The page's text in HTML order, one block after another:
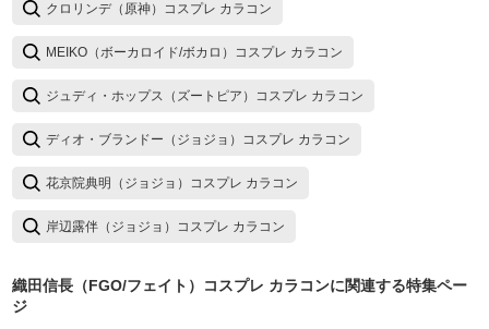
クロリンデ（原神）コスプレ カラコン
MEIKO（ボーカロイド/ボカロ）コスプレ カラコン
ジュディ・ホップス（ズートピア）コスプレ カラコン
ディオ・ブランドー（ジョジョ）コスプレ カラコン
花京院典明（ジョジョ）コスプレ カラコン
岸辺露伴（ジョジョ）コスプレ カラコン
織田信長（FGO/フェイト）コスプレ カラコンに関連する特集ペー
ジ